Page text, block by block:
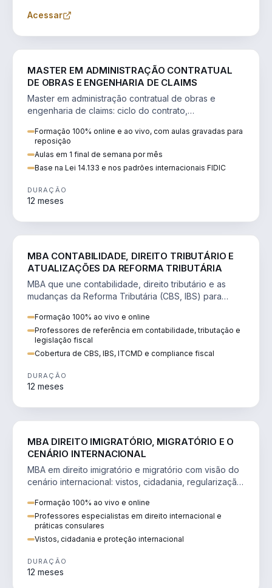
Acessar
MASTER EM ADMINISTRAÇÃO CONTRATUAL
DE OBRAS E ENGENHARIA DE CLAIMS
Master em administração contratual de obras e
engenharia de claims: ciclo do contrato,
Formação 100% online e ao vivo, com aulas gravadas para
reposição
Aulas em 1 final de semana por mês
Base na Lei 14.133 e nos padrões internacionais FIDIC
DURAÇÃO
12 meses
MBA CONTABILIDADE, DIREITO TRIBUTÁRIO E
ATUALIZAÇÕES DA REFORMA TRIBUTÁRIA
MBA que une contabilidade, direito tributário e as
mudanças da Reforma Tributária (CBS, IBS) para
Formação 100% ao vivo e online
Professores de referência em contabilidade, tributação e
legislação fiscal
Cobertura de CBS, IBS, ITCMD e compliance fiscal
DURAÇÃO
12 meses
MBA DIREITO IMIGRATÓRIO, MIGRATÓRIO E O
CENÁRIO INTERNACIONAL
MBA em direito imigratório e migratório com visão do
cenário internacional: vistos, cidadania, regularização
Formação 100% ao vivo e online
Professores especialistas em direito internacional e
práticas consulares
Vistos, cidadania e proteção internacional
DURAÇÃO
12 meses